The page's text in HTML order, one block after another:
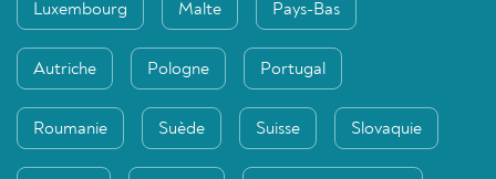
Luxembourg Malte Pays-Bas
Autriche Pologne Portugal
Roumanie Suède Suisse Slovaquie